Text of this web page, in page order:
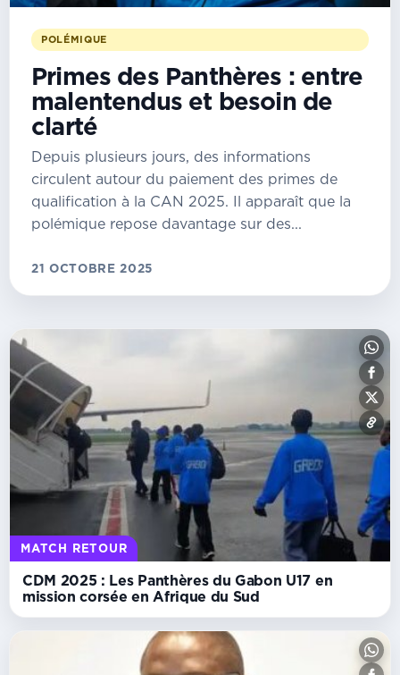
POLÉMIQUE
Primes des Panthères : entre
malentendus et besoin de
clarté
Depuis plusieurs jours, des informations
circulent autour du paiement des primes de
qualification à la CAN 2025. Il apparaît que la
polémique repose davantage sur des...
21 OCTOBRE 2025
MATCH RETOUR
CDM 2025 : Les Panthères du Gabon U17 en
mission corsée en Afrique du Sud